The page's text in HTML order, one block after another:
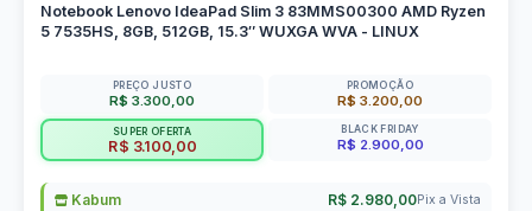
Notebook Lenovo IdeaPad Slim 3 83MMS00300 AMD Ryzen
5 7535HS, 8GB, 512GB, 15.3″ WUXGA WVA - LINUX
PREÇO JUSTO
R$ 3.300,00
PROMOÇÃO
R$ 3.200,00
SUPER OFERTA
R$ 3.100,00
BLACK FRIDAY
R$ 2.900,00
Kabum R$ 2.980,00Pix a Vista